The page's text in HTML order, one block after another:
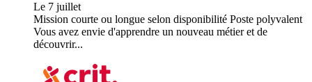
Le 7 juillet
Mission courte ou longue selon disponibilité Poste polyvalent
Vous avez envie d'apprendre un nouveau métier et de
découvrir...